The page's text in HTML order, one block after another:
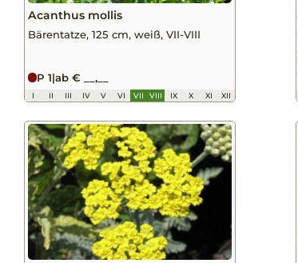
Acanthus mollis
Bärentatze, 125 cm, weiß, VII-VIII
P 1|ab € __,__
I II III IV V VI VII VIII IX X XI XII